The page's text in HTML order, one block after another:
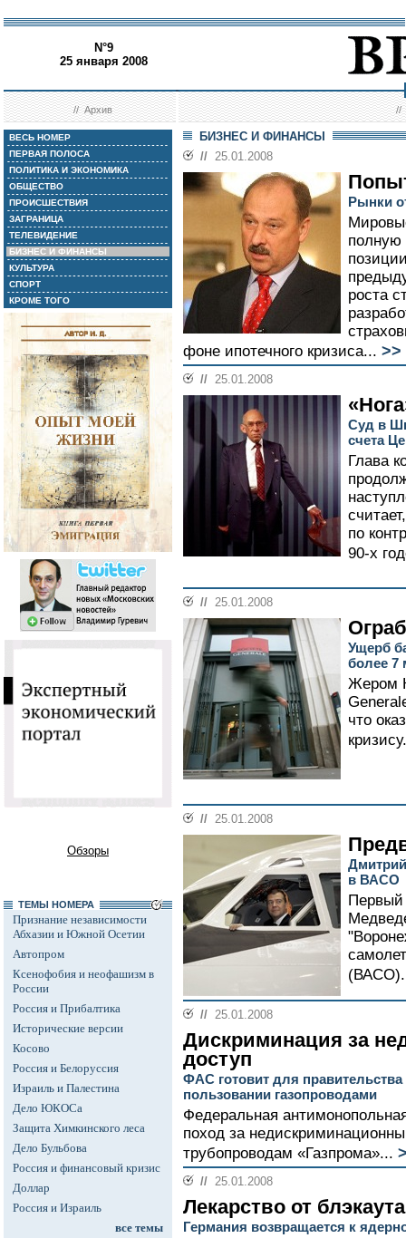
N°9
25 января 2008
//Архив //
ВЕСЬ НОМЕР
ПЕРВАЯ ПОЛОСА
ПОЛИТИКА И ЭКОНОМИКА
ОБЩЕСТВО
ПРОИСШЕСТВИЯ
ЗАГРАНИЦА
ТЕЛЕВИДЕНИЕ
БИЗНЕС И ФИНАНСЫ
КУЛЬТУРА
СПОРТ
КРОМЕ ТОГО
Обзоры
ТЕМЫ НОМЕРА
Признание независимости
Абхазии и Южной Осетии
Автопром
Ксенофобия и неофашизм в
России
Россия и Прибалтика
Исторические версии
Косово
Россия и Белоруссия
Израиль и Палестина
Дело ЮКОСа
Защита Химкинского леса
Дело Бульбова
Россия и финансовый кризис
Доллар
Россия и Израиль
все темы
БИЗНЕС И ФИНАНСЫ
// 25.01.2008
Рынки
полную
роста
фоне ипотечного кризиса... >>
// 25.01.2008
Суд в
счета
Глава
по
90-х
// 25.01.2008
Ущерб
более 7
Жером
что
// 25.01.2008
в ВАСО
// 25.01.2008
Дискриминация за
доступ
ФАС готовит для
пользовании газопроводами
Федеральная
поход за
трубопроводам «Газпрома»...
// 25.01.2008
Лекарство от блэкаута
Германия возвращается к